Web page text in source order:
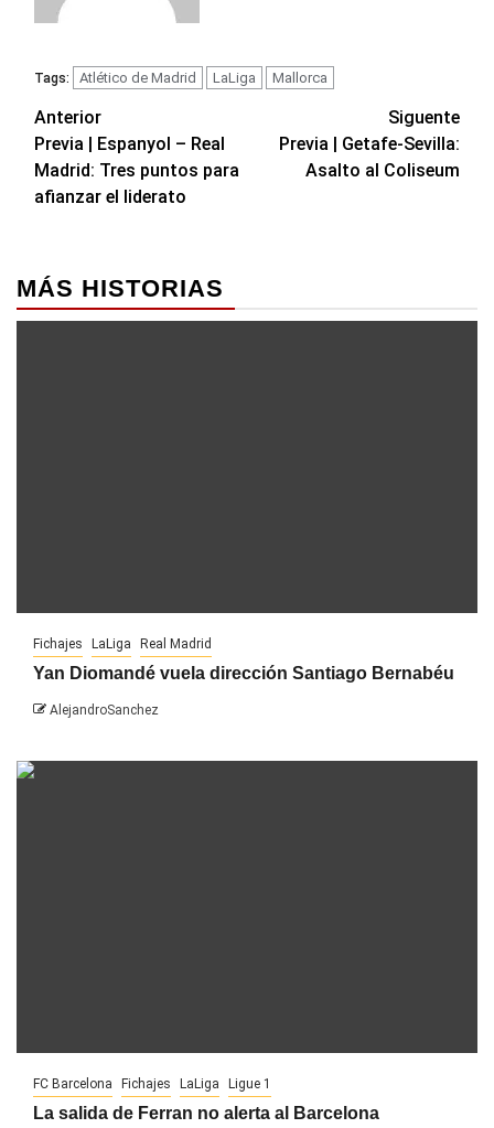
Tags: Atlético de Madrid LaLiga Mallorca
Navegación
de
entradas
Anterior
Previa | Espanyol – Real
Madrid: Tres puntos para
afianzar el liderato
Siguente
Previa | Getafe-Sevilla:
Asalto al Coliseum
MÁS HISTORIAS
Fichajes LaLiga Real Madrid
Yan Diomandé vuela dirección Santiago Bernabéu
AlejandroSanchez
FC Barcelona Fichajes LaLiga Ligue 1
La salida de Ferran no alerta al Barcelona